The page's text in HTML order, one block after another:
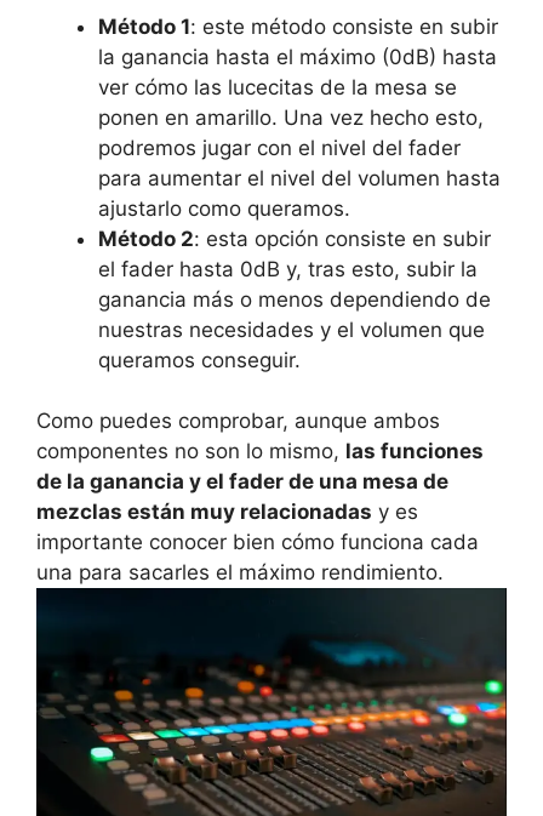
Método 1: este método consiste en subir
la ganancia hasta el máximo (0dB) hasta
ver cómo las lucecitas de la mesa se
ponen en amarillo. Una vez hecho esto,
podremos jugar con el nivel del fader
para aumentar el nivel del volumen hasta
ajustarlo como queramos.
Método 2: esta opción consiste en subir
el fader hasta 0dB y, tras esto, subir la
ganancia más o menos dependiendo de
nuestras necesidades y el volumen que
queramos conseguir.
Como puedes comprobar, aunque ambos
componentes no son lo mismo, las funciones
de la ganancia y el fader de una mesa de
mezclas están muy relacionadas y es
importante conocer bien cómo funciona cada
una para sacarles el máximo rendimiento.